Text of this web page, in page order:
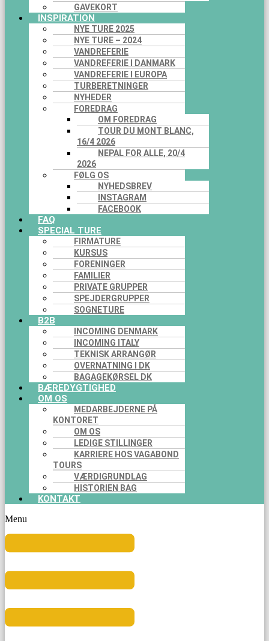
GAVEKORT
INSPIRATION
NYE TURE 2025
NYE TURE – 2024
VANDREFERIE
VANDREFERIE I DANMARK
VANDREFERIE I EUROPA
TURBERETNINGER
NYHEDER
FOREDRAG
OM FOREDRAG
TOUR DU MONT BLANC,
16/4 2026
NEPAL FOR ALLE, 20/4
2026
FØLG OS
NYHEDSBREV
INSTAGRAM
FACEBOOK
FAQ
SPECIAL TURE
FIRMATURE
KURSUS
FORENINGER
FAMILIER
PRIVATE GRUPPER
SPEJDERGRUPPER
SOGNETURE
B2B
INCOMING DENMARK
INCOMING ITALY
TEKNISK ARRANGØR
OVERNATNING I DK
BAGAGEKØRSEL DK
BÆREDYGTIGHED
OM OS
MEDARBEJDERNE PÅ
KONTORET
OM OS
LEDIGE STILLINGER
KARRIERE HOS VAGABOND
TOURS
VÆRDIGRUNDLAG
HISTORIEN BAG
KONTAKT
Menu